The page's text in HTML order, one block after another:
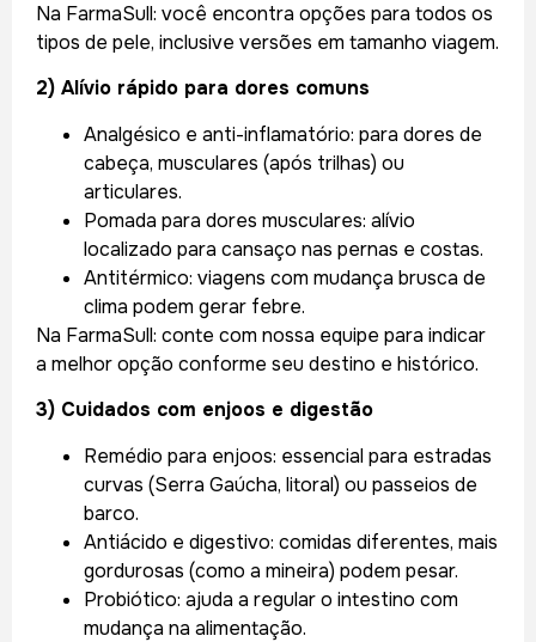
Na FarmaSull: você encontra opções para todos os
tipos de pele, inclusive versões em tamanho viagem.
2) Alívio rápido para dores comuns
Analgésico e anti-inflamatório: para dores de
cabeça, musculares (após trilhas) ou
articulares.
Pomada para dores musculares: alívio
localizado para cansaço nas pernas e costas.
Antitérmico: viagens com mudança brusca de
clima podem gerar febre.
Na FarmaSull: conte com nossa equipe para indicar
a melhor opção conforme seu destino e histórico.
3) Cuidados com enjoos e digestão
Remédio para enjoos: essencial para estradas
curvas (Serra Gaúcha, litoral) ou passeios de
barco.
Antiácido e digestivo: comidas diferentes, mais
gordurosas (como a mineira) podem pesar.
Probiótico: ajuda a regular o intestino com
mudança na alimentação.